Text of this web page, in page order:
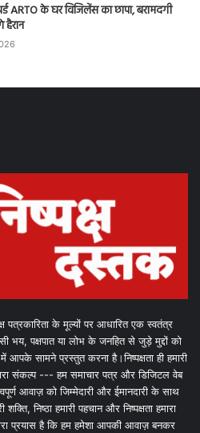
ARTO के घर विजिलेंस का छापा, बरामदगी
पत्रकारिता के मूल्यों पर आधारित एक स्वतंत्र
भय, पक्षपात या लोभ के जनहित से जुड़े मुद्दों को
सामने प्रस्तुत करना है।निष्पक्षता ही हमारी
संकल्प --- हम समाचार पत्र और डिजिटल वेब
आवाज़ को जिम्मेदारी और ईमानदारी के साथ
निष्ठा हमारी पहचान और निष्पक्षता हमारा
प्रयास है कि हम हमेशा आपकी आवाज़ बनकर